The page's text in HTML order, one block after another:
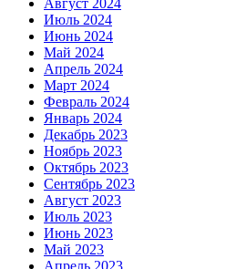
Август 2024
Июль 2024
Июнь 2024
Май 2024
Апрель 2024
Март 2024
Февраль 2024
Январь 2024
Декабрь 2023
Ноябрь 2023
Октябрь 2023
Сентябрь 2023
Август 2023
Июль 2023
Июнь 2023
Май 2023